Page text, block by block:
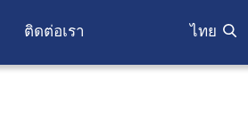
ติดต่อเรา ไทย